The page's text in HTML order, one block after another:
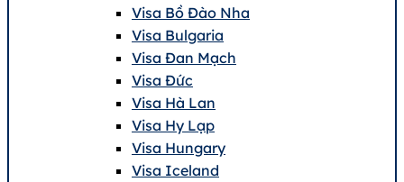
Visa Bồ Đào Nha
Visa Bulgaria
Visa Đan Mạch
Visa Đức
Visa Hà Lan
Visa Hy Lạp
Visa Hungary
Visa Iceland